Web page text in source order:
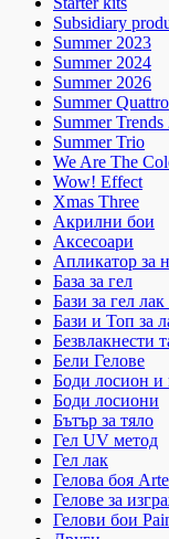
Subsidiary
Summer 2023
Summer 2024
Summer 2026
Summer Quattro
Summer
Summer Trio
We Are The
Wow! Effect
Xmas Three
Акрилни бои
Аксесоари
Апликатор за
База за гел
Бази за гел
Бази и Топ за
Безвлакнести
Бели Гелове
Боди лосион и
Боди лосиони
Бътър за тяло
Гел UV метод
Гел лак
Гелова боя
Гелове за
Гелови бои